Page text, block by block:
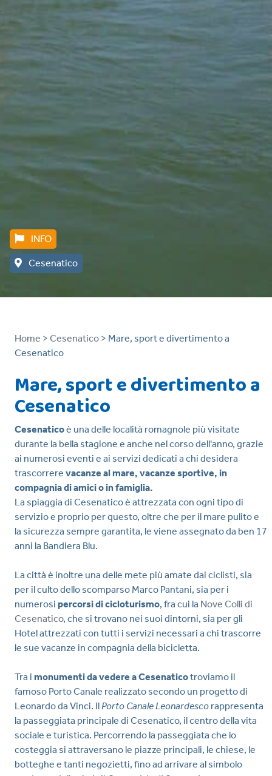
INFO
Cesenatico
Home > Cesenatico > Mare, sport e divertimento a
Cesenatico
Mare, sport e divertimento a
Cesenatico
Cesenaticoè una delle località romagnole più visitate
durante la bella stagione e anche nel corso dell'anno, grazie
ai numerosi eventi e ai servizi dedicati a chi desidera
trascorrere vacanze al mare, vacanze sportive, in
compagnia di amici o in famiglia.
La spiaggia di Cesenatico è attrezzata con ogni tipo di
servizio e proprio per questo, oltre che per il mare pulito e
la sicurezza sempre garantita, le viene assegnato da ben 17
anni la Bandiera Blu.
La città è inoltre una delle mete più amate dai ciclisti, sia
per il culto dello scomparso Marco Pantani, sia per i
numerosi percorsi di cicloturismo, fra cui la Nove Colli di
Cesenatico, che si trovano nei suoi dintorni, sia per gli
Hotel attrezzati con tutti i servizi necessari a chi trascorre
le sue vacanze in compagnia della bicicletta.
Tra i monumenti da vedere a Cesenaticotroviamo il
famoso Porto Canale realizzato secondo un progetto di
Leonardo da Vinci. Il Porto Canale Leonardesco rappresenta
la passeggiata principale di Cesenatico, il centro della vita
sociale e turistica. Percorrendo la passeggiata che lo
costeggia si attraversano le piazze principali, le chiese, le
botteghe e tanti negozietti, fino ad arrivare al simbolo